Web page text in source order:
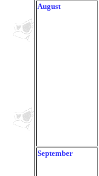
August
September